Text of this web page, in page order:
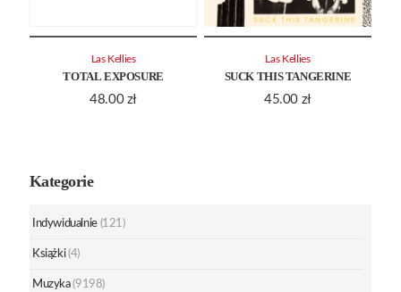
TOTAL EXPOSURE
48.00 zł
Las Kellies
SUCK THIS TANGERINE
45.00 zł
Las Kellies
Kategorie
Indywidualnie (121)
Książki (4)
Muzyka (9198)